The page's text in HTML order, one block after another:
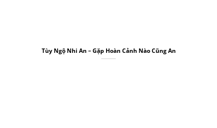
Tùy Ngộ Nhi An – Gặp Hoàn Cảnh Nào Cũng An